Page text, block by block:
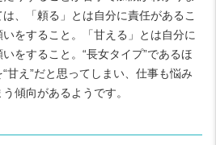
、「頼る」とは自分に責任があるこ
をすること。「甘える」とは自分に
をすること。“長女タイプ”であるほ
甘え”だと思ってしまい、仕事も悩み
傾向があるようです。